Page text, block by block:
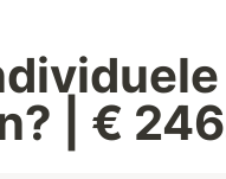
| €